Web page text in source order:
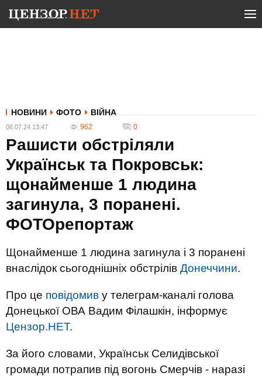
НОВИНИ ФОТО ВІЙНА
06.07.24 13:47 962 0
Рашисти обстріляли
Українськ та Покровськ:
щонайменше 1 людина
загинула, 3 поранені.
ФОТОрепортаж
Щонайменше 1 людина загинула і 3 поранені
внаслідок сьогоднішніх обстрілів Донеччини.
Про це повідомив у телеграм-каналі голова
Донецької ОВА Вадим Філашкін, інформує
Цензор.НЕТ.
За його словами, Українськ Селидівської
громади потрапив під вогонь Смерчів - наразі